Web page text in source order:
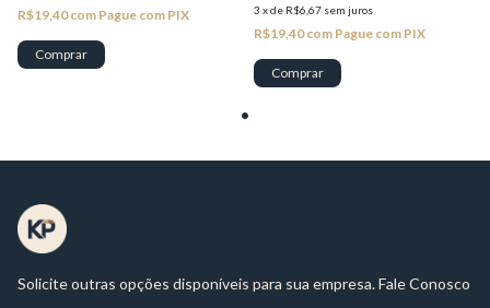
R$19,40com Pague com PIX
Comprar
3 xde R$6,67 sem juros
R$19,40com Pague com PIX
Comprar
Solicite outras opções disponíveis para sua empresa. Fale Conosco